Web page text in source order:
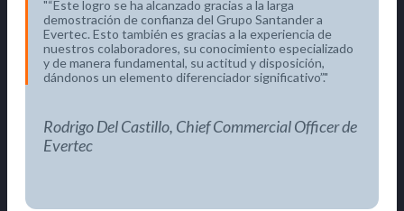
“Este logro se ha alcanzado gracias a la larga
demostración de confianza del Grupo Santander a
Evertec. Esto también es gracias a la experiencia de
nuestros colaboradores, su conocimiento especializado
y de manera fundamental, su actitud y disposición,
dándonos un elemento diferenciador significativo”.
Rodrigo Del Castillo, Chief Commercial Officer de
Evertec